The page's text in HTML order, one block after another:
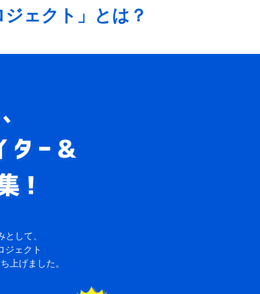
ェクト」とは？
として、
ジェクト
上げました。